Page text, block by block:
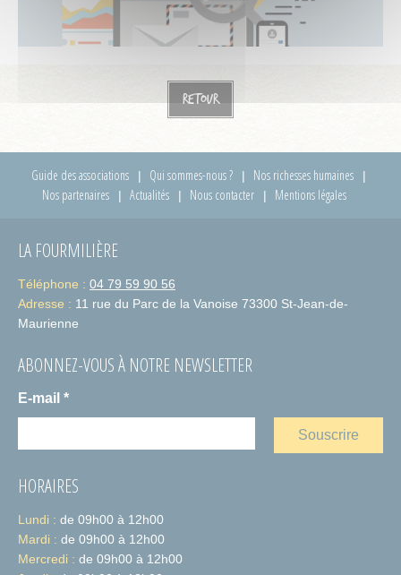
Retour
Guide des associations Qui sommes-nous ?
Nos richesses humaines
Nos partenaires
Actualités Nous contacter Mentions légales
LA FOURMILIÈRE
Téléphone : 04 79 59 90 56
Adresse : 11 rue du Parc de la Vanoise 73300 St-Jean-de-
Maurienne
ABONNEZ-VOUS À NOTRE NEWSLETTER
E-mail *
HORAIRES
Lundi : de 09h00 à 12h00
Mardi : de 09h00 à 12h00
Mercredi : de 09h00 à 12h00